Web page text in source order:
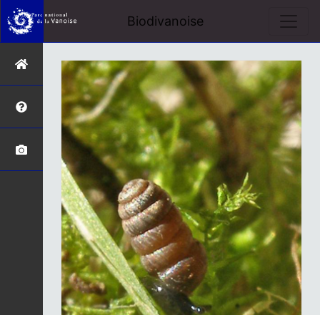
Biodivanoise